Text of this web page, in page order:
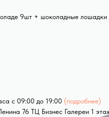
9шт + шоколадные лошадки
с 09:00 до 19:00 (подробнее)
76 ТЦ Бизнес Галереи 1